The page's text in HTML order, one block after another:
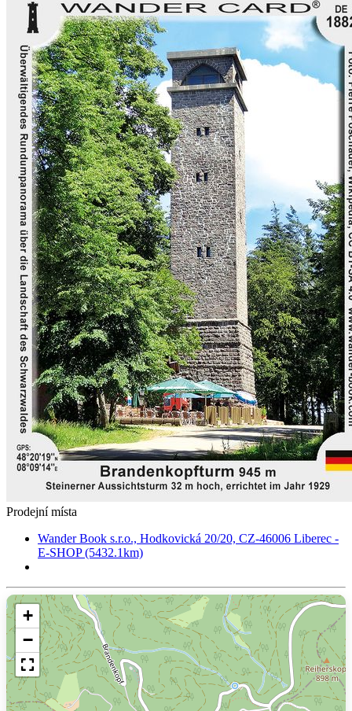
Prodejní místa
Wander Book s.r.o., Hodkovická 20/20, CZ-46006 Liberec -
E-SHOP (5432.1km)
+
−